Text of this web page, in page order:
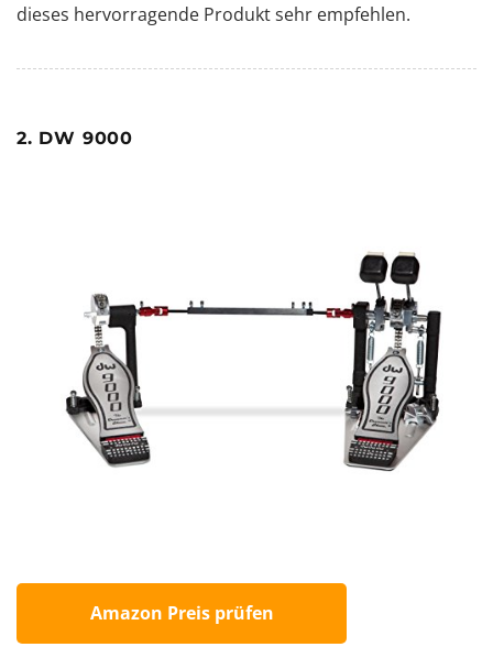
dieses hervorragende Produkt sehr empfehlen.
2. DW 9000
Amazon Preis prüfen